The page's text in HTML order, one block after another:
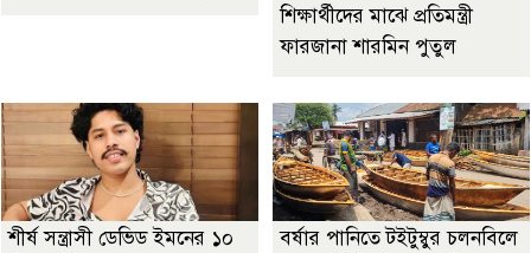
শিক্ষার্থীদের মাঝে প্রতিমন্ত্রী
ফারজানা শারমিন পুতুল
শীর্ষ সন্ত্রাসী ডেভিড ইমনের ১০
বর্ষার পানিতে টইটুম্বুর চলনবিলে